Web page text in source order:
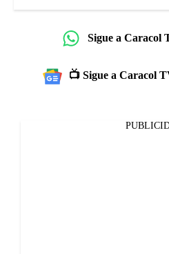
Sigue a Caracol
📺 Sigue a Caracol